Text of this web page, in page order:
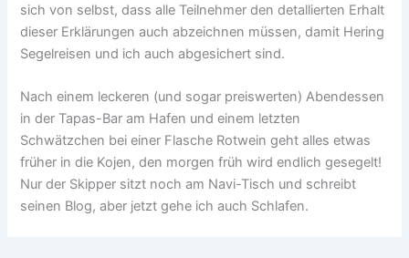
sich von selbst, dass alle Teilnehmer den detallierten Erhalt
dieser Erklärungen auch abzeichnen müssen, damit Hering
Segelreisen und ich auch abgesichert sind.
Nach einem leckeren (und sogar preiswerten) Abendessen
in der Tapas-Bar am Hafen und einem letzten
Schwätzchen bei einer Flasche Rotwein geht alles etwas
früher in die Kojen, den morgen früh wird endlich gesegelt!
Nur der Skipper sitzt noch am Navi-Tisch und schreibt
seinen Blog, aber jetzt gehe ich auch Schlafen.